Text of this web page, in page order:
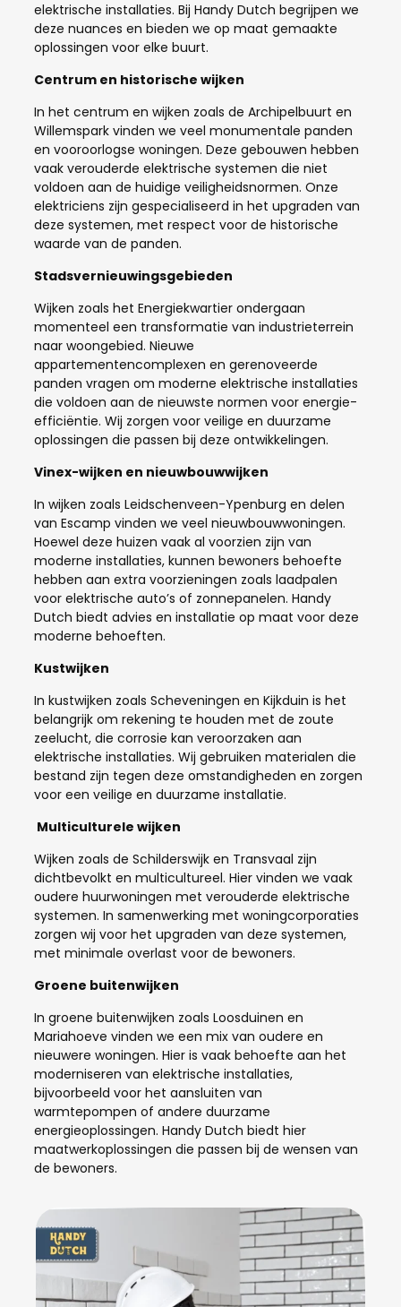
elektrische installaties. Bij Handy Dutch begrijpen we
deze nuances en bieden we op maat gemaakte
oplossingen voor elke buurt.
Centrum en historische wijken
In het centrum en wijken zoals de Archipelbuurt en
Willemspark vinden we veel monumentale panden
en vooroorlogse woningen. Deze gebouwen hebben
vaak verouderde elektrische systemen die niet
voldoen aan de huidige veiligheidsnormen. Onze
elektriciens zijn gespecialiseerd in het upgraden van
deze systemen, met respect voor de historische
waarde van de panden.
Stadsvernieuwingsgebieden
Wijken zoals het Energiekwartier ondergaan
momenteel een transformatie van industrieterrein
naar woongebied. Nieuwe
appartementencomplexen en gerenoveerde
panden vragen om moderne elektrische installaties
die voldoen aan de nieuwste normen voor energie-
efficiëntie. Wij zorgen voor veilige en duurzame
oplossingen die passen bij deze ontwikkelingen.
Vinex-wijken en nieuwbouwwijken
In wijken zoals Leidschenveen-Ypenburg en delen
van Escamp vinden we veel nieuwbouwwoningen.
Hoewel deze huizen vaak al voorzien zijn van
moderne installaties, kunnen bewoners behoefte
hebben aan extra voorzieningen zoals laadpalen
voor elektrische auto’s of zonnepanelen. Handy
Dutch biedt advies en installatie op maat voor deze
moderne behoeften.
Kustwijken
In kustwijken zoals Scheveningen en Kijkduin is het
belangrijk om rekening te houden met de zoute
zeelucht, die corrosie kan veroorzaken aan
elektrische installaties. Wij gebruiken materialen die
bestand zijn tegen deze omstandigheden en zorgen
voor een veilige en duurzame installatie.
Multiculturele wijken
Wijken zoals de Schilderswijk en Transvaal zijn
dichtbevolkt en multicultureel. Hier vinden we vaak
oudere huurwoningen met verouderde elektrische
systemen. In samenwerking met woningcorporaties
zorgen wij voor het upgraden van deze systemen,
met minimale overlast voor de bewoners.
Groene buitenwijken
In groene buitenwijken zoals Loosduinen en
Mariahoeve vinden we een mix van oudere en
nieuwere woningen. Hier is vaak behoefte aan het
moderniseren van elektrische installaties,
bijvoorbeeld voor het aansluiten van
warmtepompen of andere duurzame
energieoplossingen. Handy Dutch biedt hier
maatwerkoplossingen die passen bij de wensen van
de bewoners.